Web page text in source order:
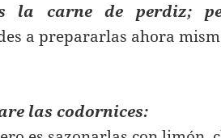
la carne de perdiz;
a prepararlas ahora
las codornices: